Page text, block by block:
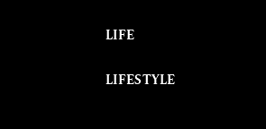
LIFE
LIFESTYLE